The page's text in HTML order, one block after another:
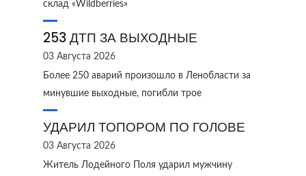
склад «Wildberries»
253 ДТП ЗА ВЫХОДНЫЕ
03 Августа 2026
Более 250 аварий произошло в Ленобласти за
минувшие выходные, погибли трое
УДАРИЛ ТОПОРОМ ПО ГОЛОВЕ
03 Августа 2026
Житель Лодейного Поля ударил мужчину